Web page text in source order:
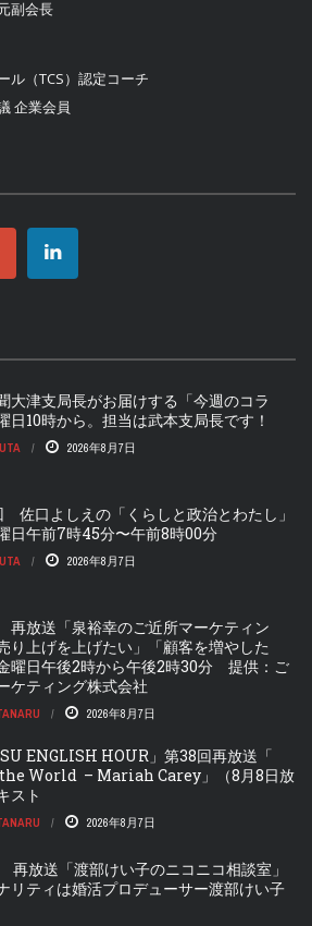
副会長
ル（TCS）認定コーチ
企業会員
大津支局長がお届けする「今週のコラ
日10時から。担当は武本支局長です！
2026年8月7日
佐口よしえの「くらしと政治とわたし」
日午前7時45分〜午前8時00分
2026年8月7日
放送「泉裕幸のご近所マーケティン
り上げを上げたい」「顧客を増やした
曜日午後2時から午後2時30分 提供：ご
ケティング株式会社
2026年8月7日
ENGLISH HOUR」第38回再放送「
World – Mariah Carey」（8月8日放
スト
2026年8月7日
放送「渡部けい子のニコニコ相談室」
リティは婚活プロデューサー渡部けい子